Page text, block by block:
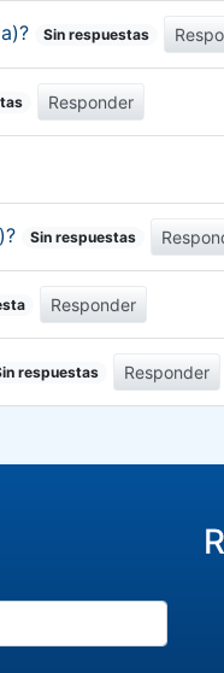
Sin respuestas
Responder
Sin respuestas
Responder
respuestas Responder